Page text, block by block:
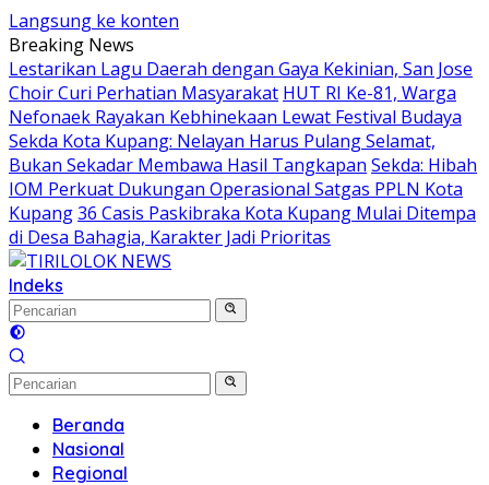
Langsung ke konten
Breaking News
Lestarikan Lagu Daerah dengan Gaya Kekinian, San Jose
Choir Curi Perhatian Masyarakat HUT RI Ke-81, Warga
Nefonaek Rayakan Kebhinekaan Lewat Festival Budaya
Sekda Kota Kupang: Nelayan Harus Pulang Selamat,
Bukan Sekadar Membawa Hasil Tangkapan Sekda: Hibah
IOM Perkuat Dukungan Operasional Satgas PPLN Kota
Kupang36 Casis Paskibraka Kota Kupang Mulai Ditempa
di Desa Bahagia, Karakter Jadi Prioritas
Indeks
Beranda
Nasional
Regional